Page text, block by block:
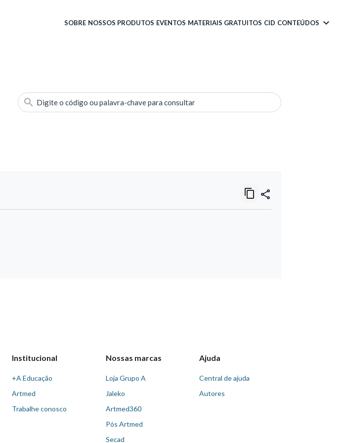
SOBRE NOSSOS PRODUTOS EVENTOS MATERIAIS GRATUITOS CID CONTEÚDOS
Digite o código ou palavra-chave para consultar
Institucional
+A Educação
Artmed
Trabalhe conosco
Nossas marcas
Loja Grupo A
Jaleko
Artmed360
Pós Artmed
Secad
Ajuda
Central de ajuda
Autores